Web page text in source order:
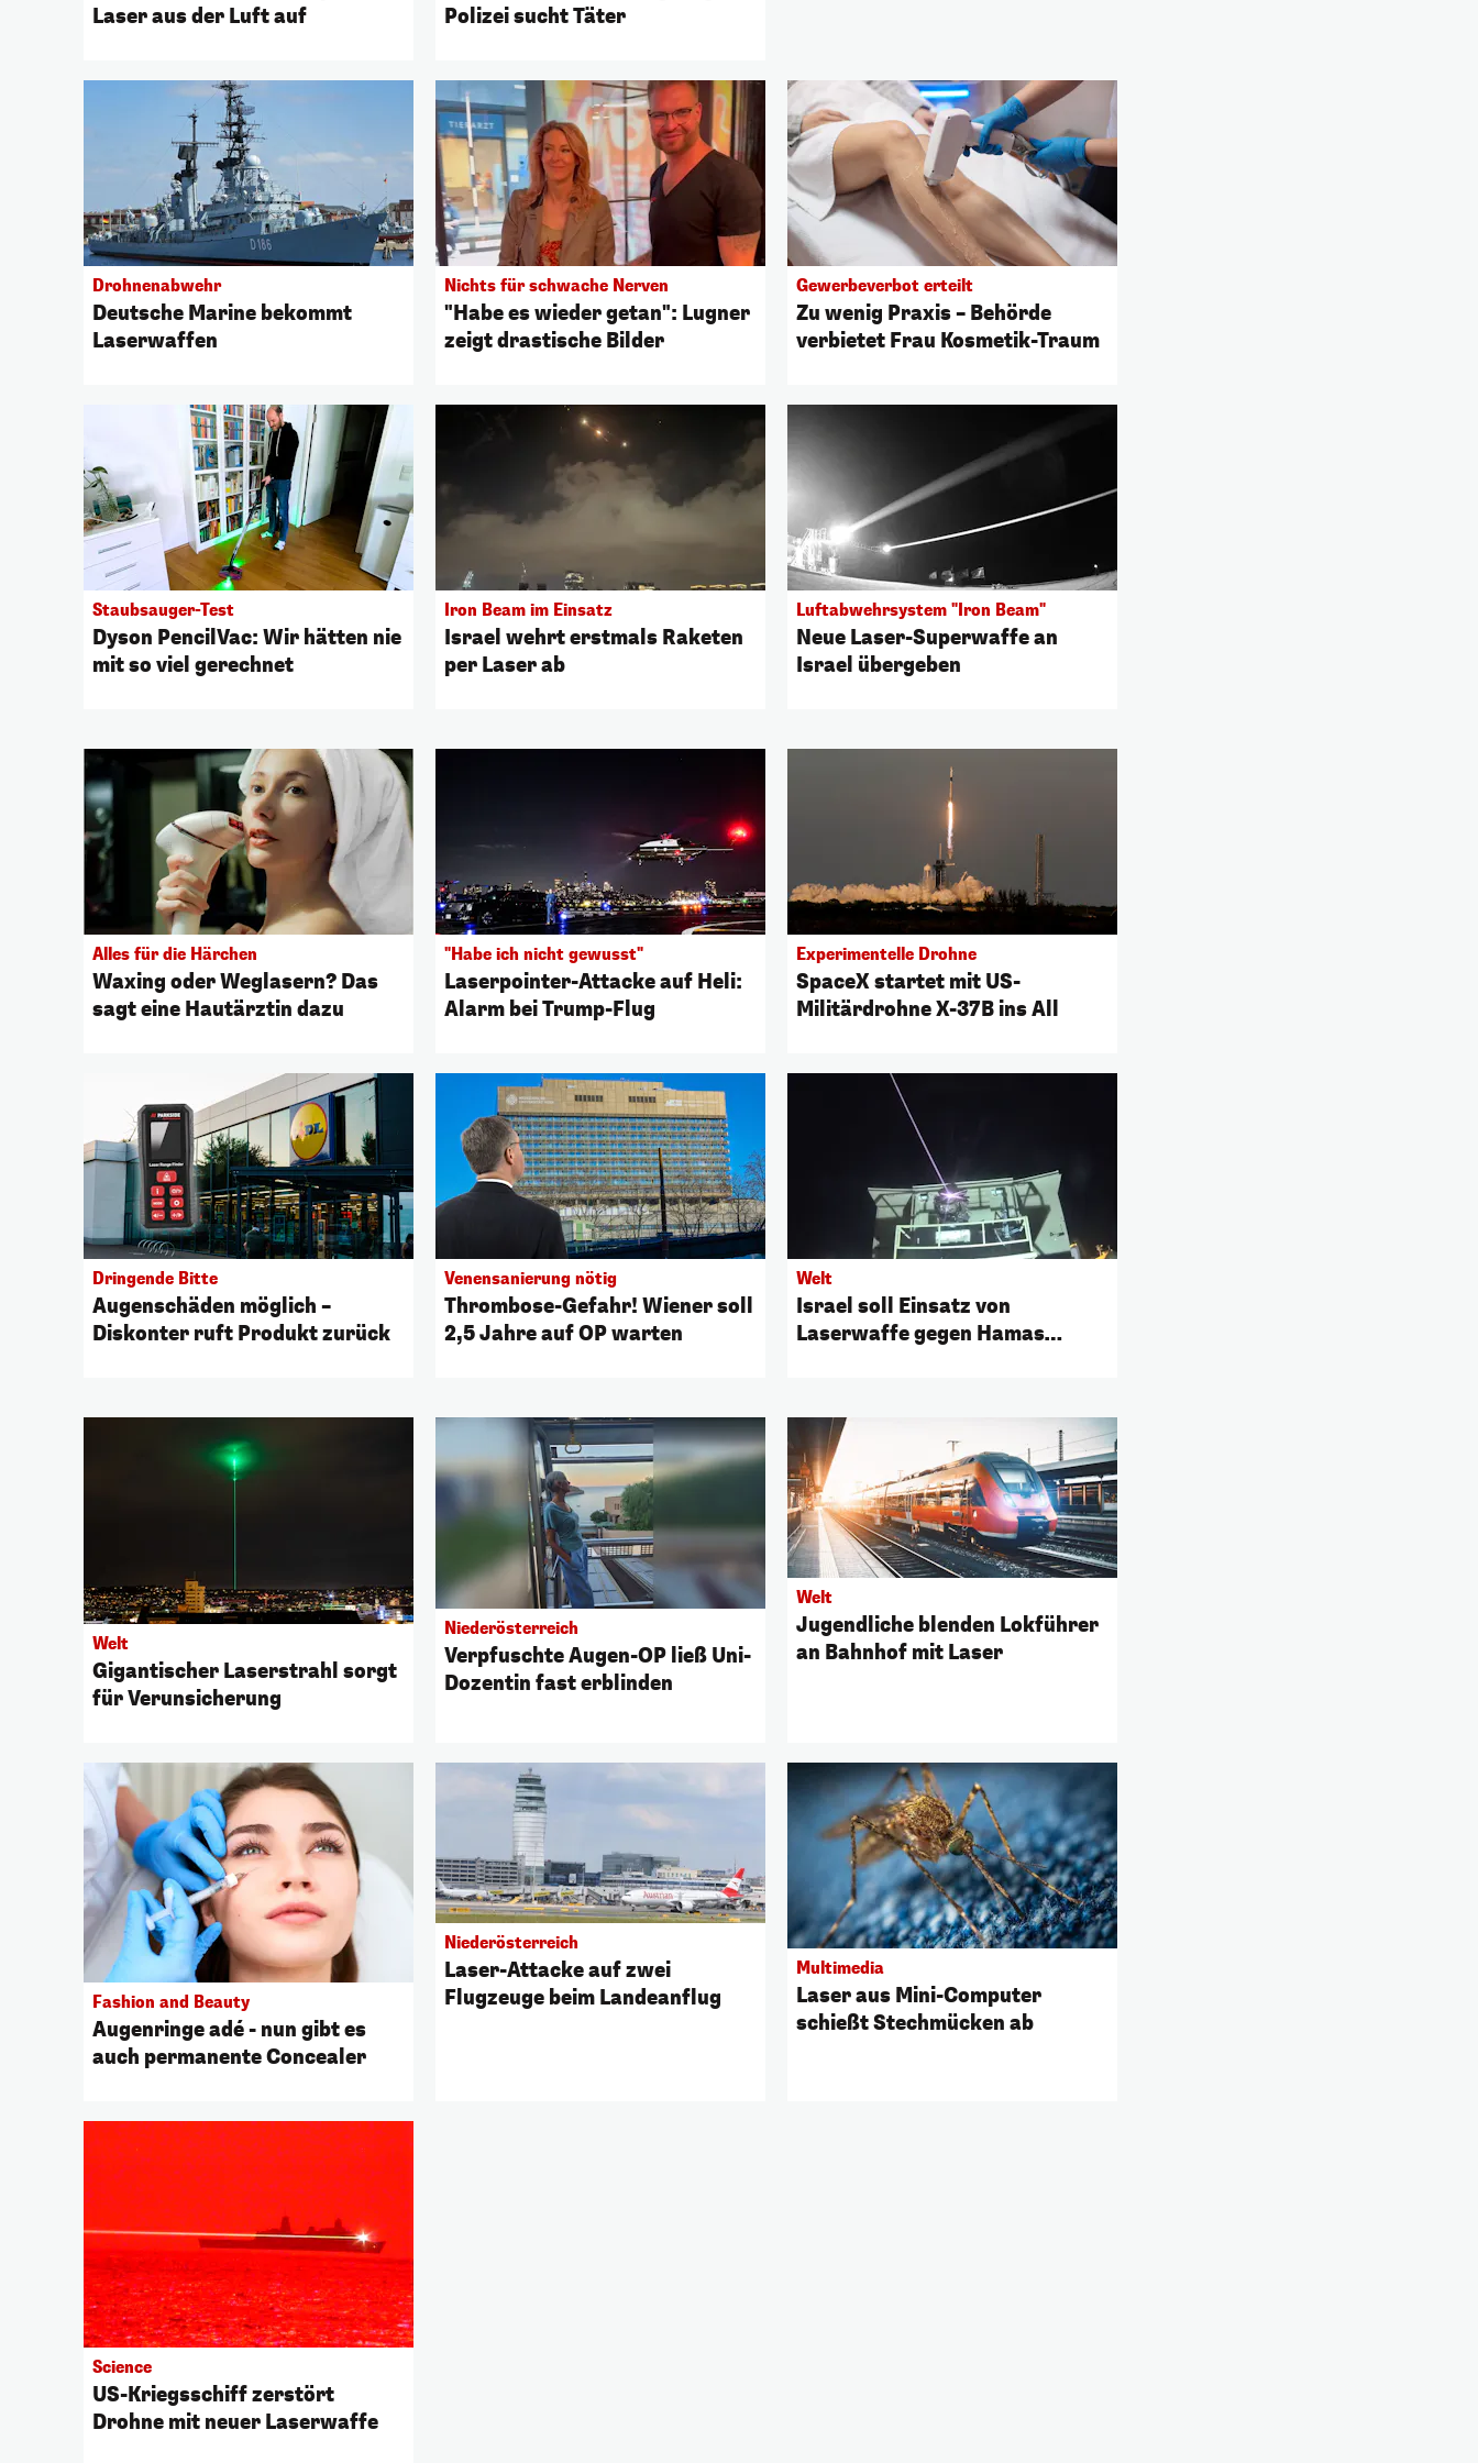
Laser aus der Luft auf
Polizei sucht Täter
Drohnenabwehr
Deutsche Marine bekommt
Laserwaffen
Nichts für schwache Nerven
"Habe es wieder getan": Lugner
zeigt drastische Bilder
Gewerbeverbot erteilt
Zu wenig Praxis – Behörde
verbietet Frau Kosmetik-Traum
Staubsauger-Test
Dyson PencilVac: Wir hätten nie
mit so viel gerechnet
Iron Beam im Einsatz
Israel wehrt erstmals Raketen
per Laser ab
Luftabwehrsystem "Iron Beam"
Neue Laser-Superwaffe an
Israel übergeben
Alles für die Härchen
Waxing oder Weglasern? Das
sagt eine Hautärztin dazu
"Habe ich nicht gewusst"
Laserpointer-Attacke auf Heli:
Alarm bei Trump-Flug
Experimentelle Drohne
SpaceX startet mit US-
Militärdrohne X-37B ins All
Dringende Bitte
Augenschäden möglich –
Diskonter ruft Produkt zurück
Venensanierung nötig
Thrombose-Gefahr! Wiener soll
2,5 Jahre auf OP warten
Welt
Israel soll Einsatz von
Laserwaffe gegen Hamas
Welt
Gigantischer Laserstrahl sorgt
für Verunsicherung
Niederösterreich
Verpfuschte Augen-OP ließ Uni-
Dozentin fast erblinden
Welt
Jugendliche blenden Lokführer
an Bahnhof mit Laser
Fashion and Beauty
Augenringe adé - nun gibt es
auch permanente Concealer
Niederösterreich
Laser-Attacke auf zwei
Flugzeuge beim Landeanflug
Multimedia
Laser aus Mini-Computer
schießt Stechmücken ab
Science
US-Kriegsschiff zerstört
Drohne mit neuer Laserwaffe